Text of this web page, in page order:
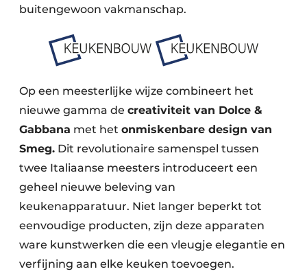
buitengewoon vakmanschap.
Op een meesterlijke wijze combineert het
nieuwe gamma de creativiteit van Dolce &
Gabbana met het onmiskenbare design van
Smeg. Dit revolutionaire samenspel tussen
twee Italiaanse meesters introduceert een
geheel nieuwe beleving van
keukenapparatuur. Niet langer beperkt tot
eenvoudige producten, zijn deze apparaten
ware kunstwerken die een vleugje elegantie en
verfijning aan elke keuken toevoegen.